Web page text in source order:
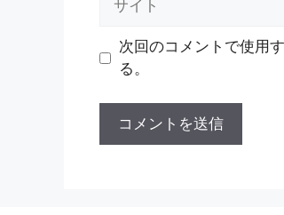
次回のコメントで使用
る。